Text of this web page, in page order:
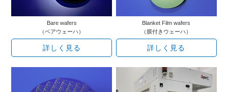
Bare wafers
（ベアウェーハ）
詳しく見る
Blanket Film wafers
（膜付きウェーハ）
詳しく見る